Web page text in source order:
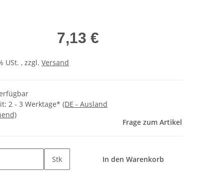
7,13 €
USt. , zzgl.Versand
2 - 3 Werktage*(DE - Ausland
Frage zum Artikel
Stk In den Warenkorb